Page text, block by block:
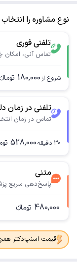
نوع مشاوره را
تلفنی فوری
تماس آنی، امکان
شروع از 180,000 تومانء
تلفنی در زمان
تماس در زمان
30 دقیقه528,000
متنی
پاسخ‌دهی سریع
480,000 تومانء
قیمت اسنپ‌دکتر